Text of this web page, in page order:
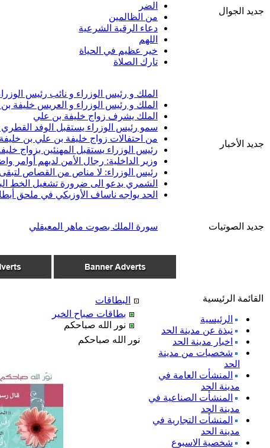
جديد الجوال
الضر
من الظالمين
دعاء الرقية الشرعية
اللهم
خير عظيم في الحياة
تارك الصلاة
جديد الأخبار
الملك و رئيس الوزراء و نائب رئيس
الملك و رئيس الوزراء و العريس خليفة
الملك يشرف زواج خليفة بن علي
سمو رئيس الوزراء يستقبل الوفد القطري
من احتفالات زواج خليفة بن علي بن
رئيس الوزراء يستقبل المهنئين بزواج
وزير الداخلية: رجال الأمن لديهم أوامر
رئيس الوزراء: لا مناص من القصاص لتبقى
الشمري يدعو الى ضرورة تشغيل الخط
الحد يواجه ناساف الأوزبكي في ملحق
جديد الصوتيات سورة الملك بصوت ماهر المعيقلي
القائمة الرئيسية
الرئيسية
نبذة عن مدينة الحد
اخبار مدينة الحد
شخصيات من مدينة
الحد
المنشأت العامة في
مدينة الحد
المنشأت الصناعية في
مدينة الحد
المنشأت التجارية في
مدينة الحد
شخصية الاسبوع
البطاقات
بطاقات صباح الخير
نور الله صباحكم
نور الله صباحكم